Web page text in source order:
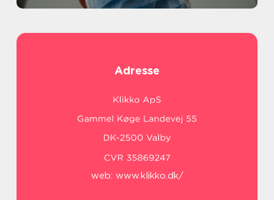
Adresse
web: www.klikko.dk/